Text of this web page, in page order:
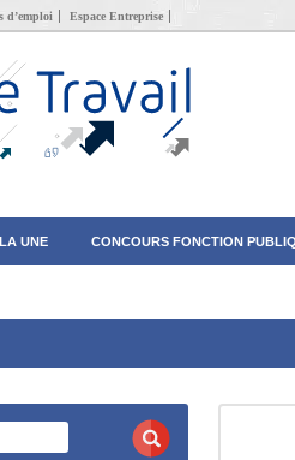
d’emploi Espace Entreprise
UNE CONCOURS FONCTION